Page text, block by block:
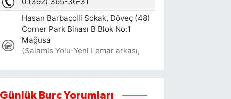
Günlük Burç Yorumları